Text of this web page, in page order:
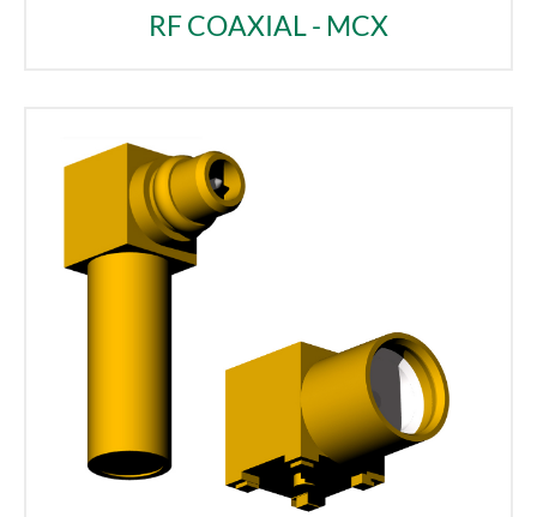
RF COAXIAL - MCX